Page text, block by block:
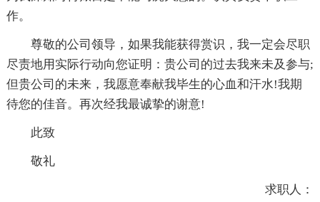
作。
尊敬的公司领导，如果我能获得赏识，我一定会尽职
尽责地用实际行动向您证明：贵公司的过去我来未及参与;
但贵公司的未来，我愿意奉献我毕生的心血和汗水!我期
待您的佳音。再次经我最诚挚的谢意!
此致
敬礼
求职人：